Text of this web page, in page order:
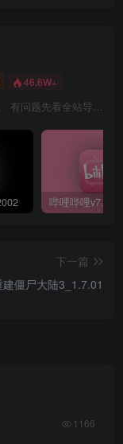
46.6W+
下一篇
建僵尸大陆3_1.7.01
1166